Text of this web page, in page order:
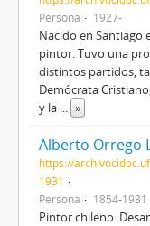
Persona
1927-
Nacido en Santiago
pintor. Tuvo una
distintos partidos,
Demócrata
y la ... »
Alberto Orrego
https://
1931
Persona
1854-1931
Pintor chileno.